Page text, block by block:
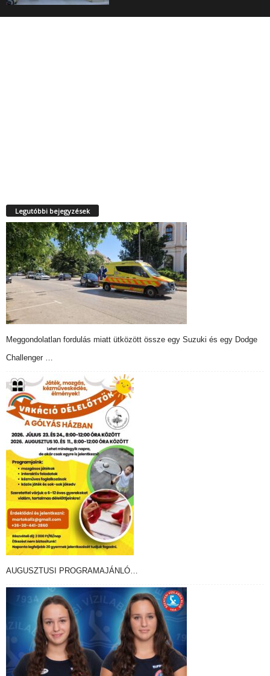
Legutóbbi bejegyzések
Meggondolatlan fordulás miatt ütközött össze egy Suzuki és egy Dodge
Challenger …
AUGUSZTUSI PROGRAMAJÁNLÓ…